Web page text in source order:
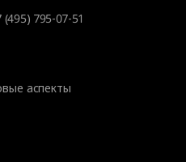
(495) 795-07-51
аспекты